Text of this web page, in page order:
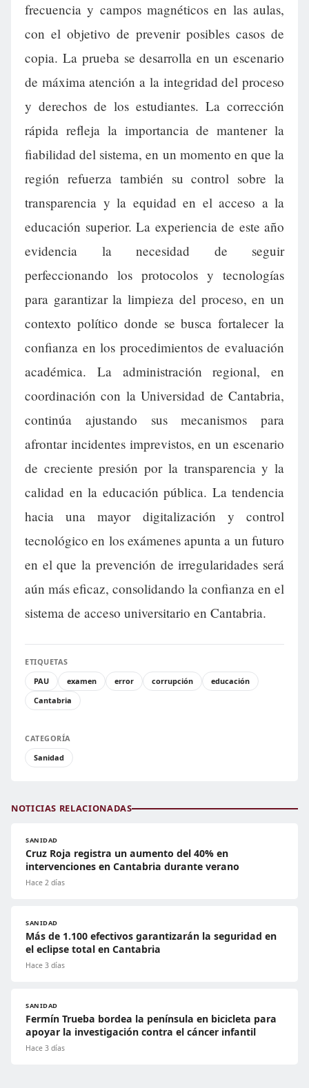
frecuencia y campos magnéticos en las aulas,
con el objetivo de prevenir posibles casos de
copia. La prueba se desarrolla en un escenario
de máxima atención a la integridad del proceso
y derechos de los estudiantes. La corrección
rápida refleja la importancia de mantener la
fiabilidad del sistema, en un momento en que la
región refuerza también su control sobre la
transparencia y la equidad en el acceso a la
educación superior. La experiencia de este año
evidencia la necesidad de seguir
perfeccionando los protocolos y tecnologías
para garantizar la limpieza del proceso, en un
contexto político donde se busca fortalecer la
confianza en los procedimientos de evaluación
académica. La administración regional, en
coordinación con la Universidad de Cantabria,
continúa ajustando sus mecanismos para
afrontar incidentes imprevistos, en un escenario
de creciente presión por la transparencia y la
calidad en la educación pública. La tendencia
hacia una mayor digitalización y control
tecnológico en los exámenes apunta a un futuro
en el que la prevención de irregularidades será
aún más eficaz, consolidando la confianza en el
sistema de acceso universitario en Cantabria.
ETIQUETAS
PAU
examen error corrupción
educación
Cantabria
CATEGORÍA
Sanidad
NOTICIAS RELACIONADAS
SANIDAD
Cruz Roja registra un aumento del 40% en
intervenciones en Cantabria durante verano
Hace 2 días
SANIDAD
Más de 1.100 efectivos garantizarán la seguridad en
el eclipse total en Cantabria
Hace 3 días
SANIDAD
Fermín Trueba bordea la península en bicicleta para
apoyar la investigación contra el cáncer infantil
Hace 3 días